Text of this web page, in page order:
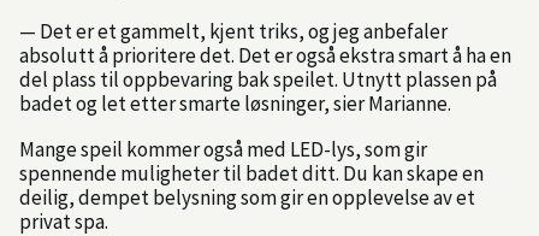
— Det er et gammelt, kjent triks, og jeg anbefaler
absolutt å prioritere det. Det er også ekstra smart å ha en
del plass til oppbevaring bak speilet. Utnytt plassen på
badet og let etter smarte løsninger, sier Marianne.
Mange speil kommer også med LED-lys, som gir
spennende muligheter til badet ditt. Du kan skape en
deilig, dempet belysning som gir en opplevelse av et
privat spa.